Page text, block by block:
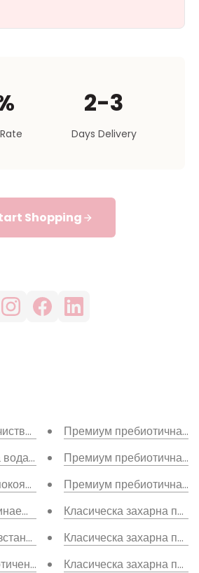
2-3
Days Delivery
Shopping
препарат
преди и след
серум
[обучение + стартов
балсам
прах
Премиум пребиотична
Премиум пребиотична
Премиум пребиотична
Класическа захарна
Класическа захарна
Класическа захарна